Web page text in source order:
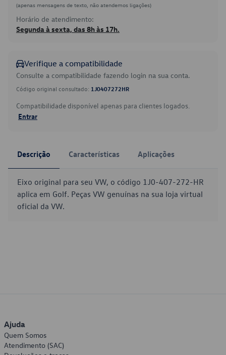
(apenas mensagens de texto, não atendemos ligações)
Horário de atendimento:
Segunda à sexta, das 8h às 17h.
Verifique a compatibilidade
Consulte a compatibilidade fazendo login na sua conta.
Código original consultado: 1J0407272HR
Compatibilidade disponível apenas para clientes logados.
Entrar
Descrição Características Aplicações
Eixo original para seu VW, o código 1J0-407-272-HR
aplica em Golf. Peças VW genuínas na sua loja virtual
oficial da VW.
Ajuda
Quem Somos
Atendimento (SAC)